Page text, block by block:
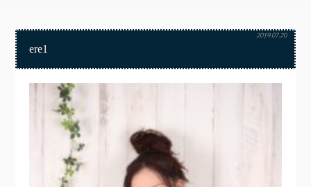
2019.07.20
ere1